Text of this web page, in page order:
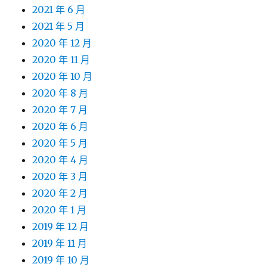
2021 年 6 月
2021 年 5 月
2020 年 12 月
2020 年 11 月
2020 年 10 月
2020 年 8 月
2020 年 7 月
2020 年 6 月
2020 年 5 月
2020 年 4 月
2020 年 3 月
2020 年 2 月
2020 年 1 月
2019 年 12 月
2019 年 11 月
2019 年 10 月